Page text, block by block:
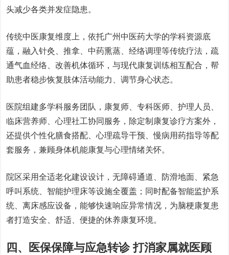
头减少各类并发症隐患。
传统中医康复维度上，依托广州中医药大学的学科资源底
蕴，融入针灸、推拿、中药熏蒸、经络调理等传统疗法，疏
通气血经络、改善机体循环，与现代康复训练相互配合，帮
助患者稳步恢复肢体活动能力、调节身心状态。
医院组建多学科服务团队，康复师、专科医师、护理人员、
临床营养师、心理社工协同服务，除定制康复诊疗方案外，
还提供个性化膳食搭配、心理疏导干预、慢病用药指导等配
套服务，兼顾身体机能康复与心理情绪关怀。
院区采用全适老化建设设计，无障碍通道、防滑地面、紧急
呼叫系统、智能护理床等设施全覆盖；同时配备智能监护系
统、离床感应设备，能够快速响应异常情况，为脑梗康复患
者打造安全、舒适、便捷的休养康复环境。
四、医保保障与应急转诊 打消家属就医顾